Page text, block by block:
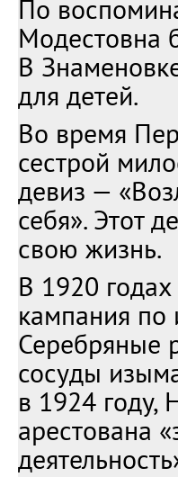
По
Модестовна
В
для детей.
Во время
сестрой
девиз —
себя». Этот
свою жизнь.
В 1920
кампания по
Серебряные
сосуды
в 1924 году,
арестована